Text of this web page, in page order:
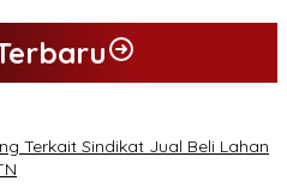
Terkait Sindikat Jual Beli Lahan